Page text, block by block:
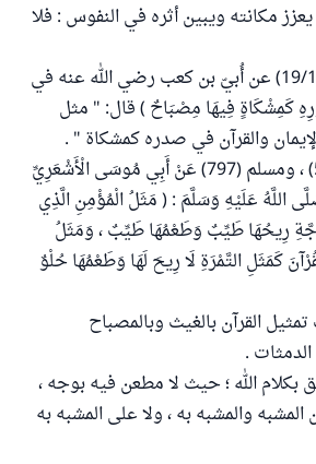
يعزز مكانته ويبين أثره في النفوس : فلا
وقد روى الطبري (19/181) عن أُبيّ بن كعب رضي الله عنه في
كَمِشْكَاةٍ فِيهَا مِصْبَاحٌ ) قال: " مثل
والقرآن في صدره كمشكاة " .
وروى البخاري (5427) ، ومسلم (797) عَنْ أَبِي مُوسَى الْأَشْعَرِيِّ
اللَّهُ عَلَيْهِ وَسَلَّمَ : ( مَثَلُ الْمُؤْمِنِ الَّذِي
رِيحُهَا طَيِّبٌ وَطَعْمُهَا طَيِّبٌ ، وَمَثَلُ
كَمَثَلِ التَّمْرَةِ لَا رِيحَ لَهَا وَطَعْمُهَا حُلْوٌ
القرآن بالغيث وبالمصباح
.
بكلام الله ؛ حيث لا مطعن فيه بوجه ،
والمشبه به ، ولا على المشبه به